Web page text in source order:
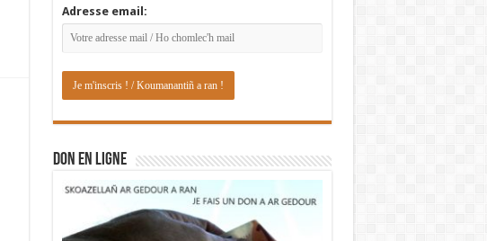
Adresse email:
DON EN LIGNE